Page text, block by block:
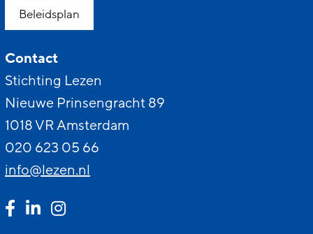
Beleidsplan
Contact
Stichting Lezen
Nieuwe Prinsengracht 89
1018 VR Amsterdam
020 623 05 66
info@lezen.nl